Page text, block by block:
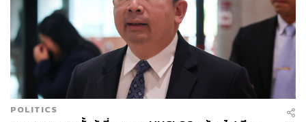
ทั้งนี้ ปัจจุบันมีแรงงานที่อยู่ในภาคอุตสาหกรรมป้องกัน
ประเทศประมาณ 20,000 คน เป็นส่วนสำคัญที่ยังคงต้องส่ง
เสริมให้เกิดแรงงานด้านเทคโนโลยีขั้นสูงให้เกิดขึ้น เป็นการ
พัฒนาประเทศและเพิ่มมูลค่าทางเศรษฐกิจที่สำคัญของ
ประเทศไทย
POLITICS